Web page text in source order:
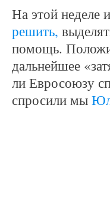
На этой
решить,
помощь.
дальнейшее
ли Евросоюзу
спросили мы